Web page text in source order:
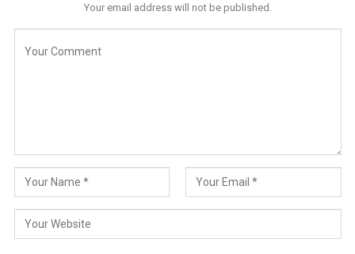
Your email address will not be published.